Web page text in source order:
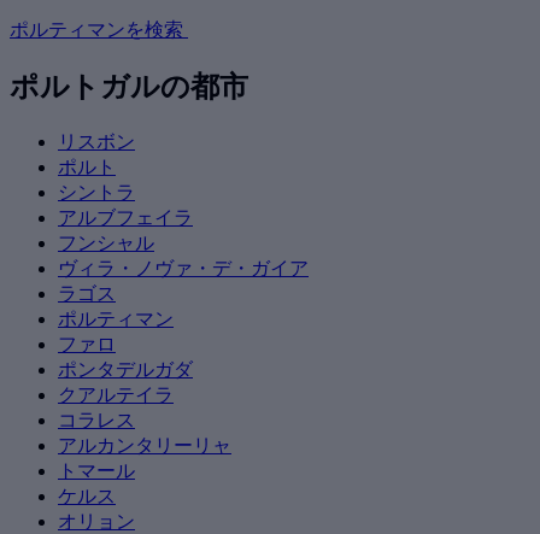
ポルティマンを検索
ポルトガルの都市
リスボン
ポルト
シントラ
アルブフェイラ
フンシャル
ヴィラ・ノヴァ・デ・ガイア
ラゴス
ポルティマン
ファロ
ポンタデルガダ
クアルテイラ
コラレス
アルカンタリーリャ
トマール
ケルス
オリョン